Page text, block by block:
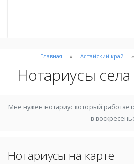
Главная Алтайский край
Нотариусы
Мне нужен нотариус который работает:
в
Нотариусы на карте